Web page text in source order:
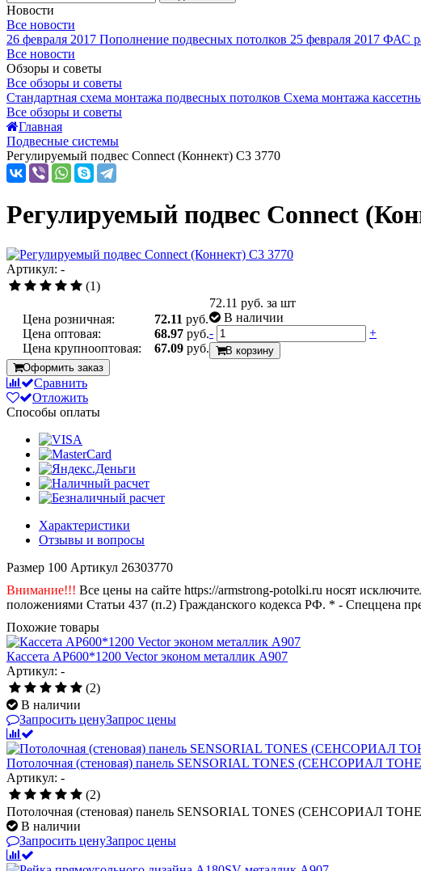
Новости
Все новости
26 февраля 2017 Пополнение подвесных потолков 25 февраля 2017 ФАС
Все новости
Обзоры и советы
Все обзоры и советы
Стандартная схема монтажа подвесных потолков Схема монтажа
Все обзоры и советы
Главная
Подвесные системы
Регулируемый подвес Connect (Коннект) C3 3770
Регулируемый подвес Connect
Артикул: -
(1)
Цена розничная: 72.11 руб.
Цена оптовая:
68.97 руб.
Цена крупнооптовая:
67.09 руб.
72.11 руб. за шт
В наличии
-
+
В корзину
Оформить заказ
Сравнить
Отложить
Способы оплаты
Характеристики
Отзывы и вопросы
Размер 100 Артикул 26303770
Внимание!!! Все цены на сайте https://armstrong-potolki.ru носят
положениями Статьи 437 (п.2) Гражданского кодекса РФ. * - Спеццена
Похожие товары
Кассета AP600*1200 Vector эконом металлик А907
Артикул: -
(2)
В наличии
Запросить ценуЗапрос цены
Потолочная (стеновая) панель SENSORIAL TONES (СЕНСОРИАЛ
Артикул: -
(2)
Потолочная (стеновая) панель SENSORIAL TONES (СЕНСОРИАЛ
В наличии
Запросить ценуЗапрос цены